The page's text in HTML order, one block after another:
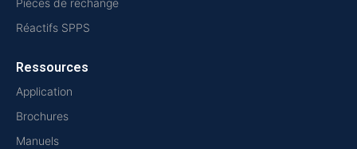
Pièces de rechange
Réactifs SPPS
Ressources
Application
Brochures
Manuels